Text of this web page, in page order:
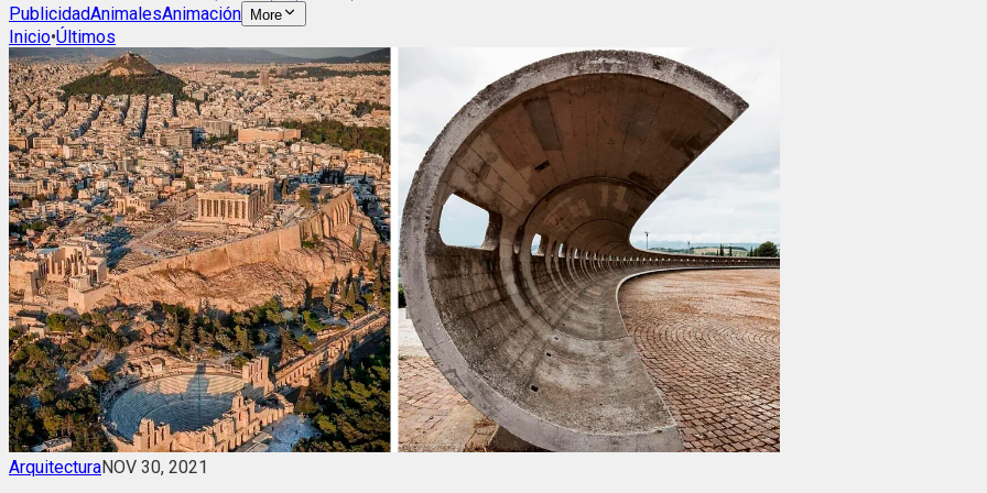
PublicidadAnimalesAnimación More
Inicio•Últimos
ArquitecturaNOV 30, 2021